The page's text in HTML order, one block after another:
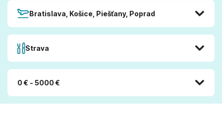
Bratislava, Košice, Piešťany, Poprad
Strava
0 € - 5000 €